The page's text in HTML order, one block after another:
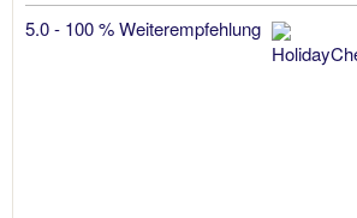
5.0 - 100 % Weiterempfehlung